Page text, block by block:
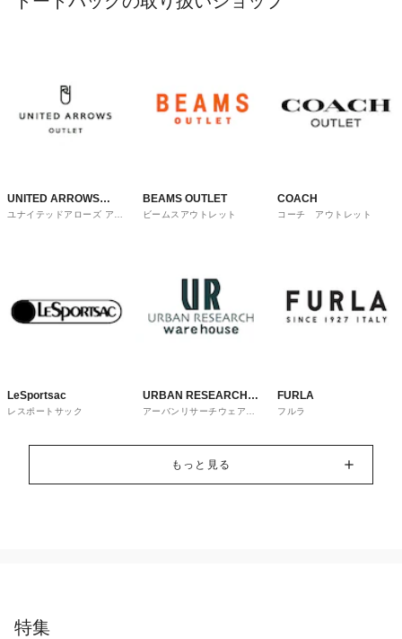
UNITED ARROWS
OUTLET
ユナイテッドアローズ アウ
BEAMS OUTLET
ビームスアウトレット
COACH
コーチ アウトレット
LeSportsac
レスポートサック
URBAN RESEARCH
ware house
アーバンリサーチウェアハ
FURLA
フルラ
もっと見る
特集